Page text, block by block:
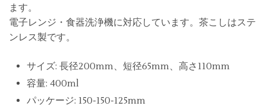
ます。
電子レンジ・食器洗浄機に対応しています。茶こしはステ
ンレス製です。
サイズ: 長径200mm、短径65mm、高さ110mm
容量: 400ml
パッケージ: 150-150-125mm